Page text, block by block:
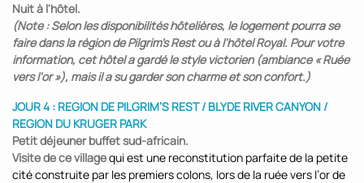
Nuit à l'hôtel.
(Note : Selon les disponibilités hôtelières, le logement pourra se
faire dans la région de Pilgrim's Rest ou à l'hôtel Royal. Pour votre
information, cet hôtel a gardé le style victorien (ambiance « Ruée
vers l’or »), mais il a su garder son charme et son confort.)
JOUR 4 : REGION DE PILGRIM’S REST / BLYDE RIVER CANYON /
REGION DU KRUGER PARK
Petit déjeuner buffet sud-africain.
Visite de ce villagequi est une reconstitution parfaite de la petite
cité construite par les premiers colons, lors de la ruée vers l’or de